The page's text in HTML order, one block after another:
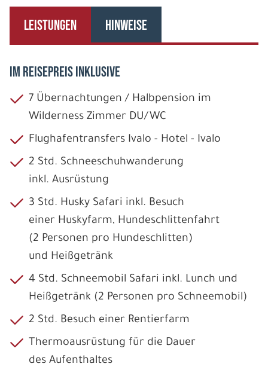
LEISTUNGEN HINWEISE
IM REISEPREIS INKLUSIVE
7 Übernachtungen / Halbpension im
Wilderness Zimmer DU/WC
Flughafentransfers Ivalo - Hotel - Ivalo
2 Std. Schneeschuhwanderung
inkl. Ausrüstung
3 Std. Husky Safari inkl. Besuch
einer Huskyfarm, Hundeschlittenfahrt
(2 Personen pro Hundeschlitten)
und Heißgetränk
4 Std. Schneemobil Safari inkl. Lunch und
Heißgetränk (2 Personen pro Schneemobil)
2 Std. Besuch einer Rentierfarm
Thermoausrüstung für die Dauer
des Aufenthaltes